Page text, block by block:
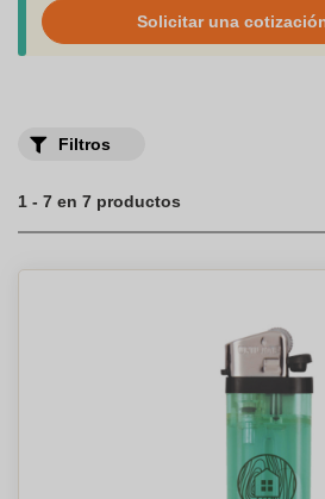
Solicitar una
Filtros
1 - 7 en 7 productos